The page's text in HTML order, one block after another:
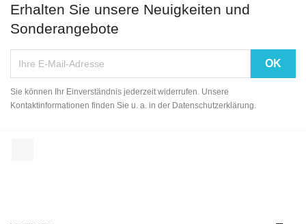
Erhalten Sie unsere Neuigkeiten und
Sonderangebote
Sie können Ihr Einverständnis jederzeit widerrufen. Unsere
Kontaktinformationen finden Sie u. a. in der Datenschutzerklärung.